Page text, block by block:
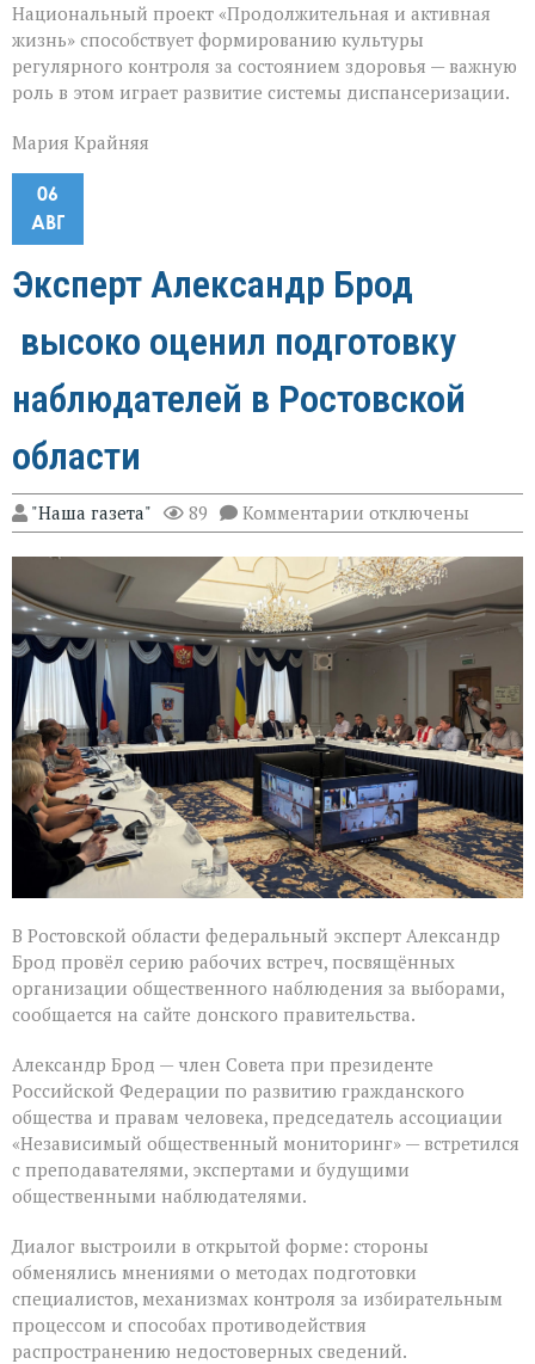
Национальный проект «Продолжительная и активная
жизнь» способствует формированию культуры
регулярного контроля за состоянием здоровья — важную
роль в этом играет развитие системы диспансеризации.
Мария Крайняя
06
АВГ
Эксперт Александр Брод
высоко оценил подготовку
наблюдателей в Ростовской
области
"Наша газета" 89 Комментарии к
записи
Эксперт
Александр
Брод
высоко
оценил
подготовку
наблюдателей
Ростовской
области
отключены
В Ростовской области федеральный эксперт Александр
Брод провёл серию рабочих встреч, посвящённых
организации общественного наблюдения за выборами,
сообщается на сайте донского правительства.
Александр Брод — член Совета при президенте
Российской Федерации по развитию гражданского
общества и правам человека, председатель ассоциации
«Независимый общественный мониторинг» — встретился
с преподавателями, экспертами и будущими
общественными наблюдателями.
Диалог выстроили в открытой форме: стороны
обменялись мнениями о методах подготовки
специалистов, механизмах контроля за избирательным
процессом и способах противодействия
распространению недостоверных сведений.